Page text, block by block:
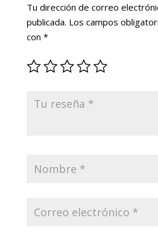
Tu dirección de correo
publicada. Los campos
con *